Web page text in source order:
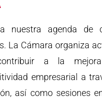
nuestra agenda de
La Cámara organiza
a la
empresarial a
así como sesiones